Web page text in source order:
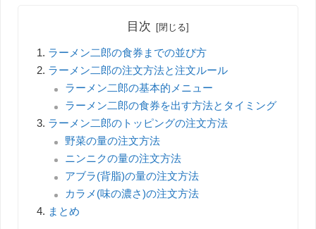
目次
ラーメン二郎の食券までの並び方
ラーメン二郎の注文方法と注文ルール
ラーメン二郎の基本的メニュー
ラーメン二郎の食券を出す方法とタイミング
ラーメン二郎のトッピングの注文方法
野菜の量の注文方法
ニンニクの量の注文方法
アブラ(背脂)の量の注文方法
カラメ(味の濃さ)の注文方法
まとめ